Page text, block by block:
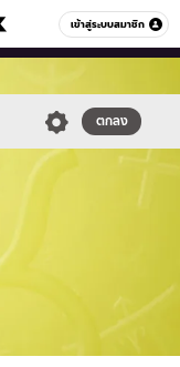
เข้าสู่ระบบสมาชิก
หมวดอื่นๆ
ตกลง